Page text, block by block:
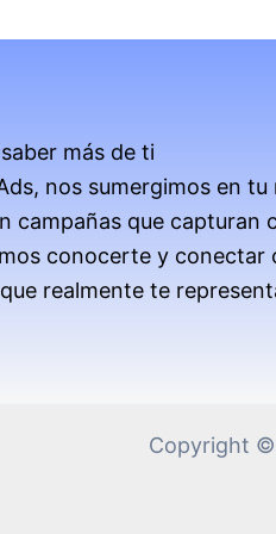
más de ti
nos sumergimos en
campañas que capturan
conocerte y
realmente te
Copyright ©